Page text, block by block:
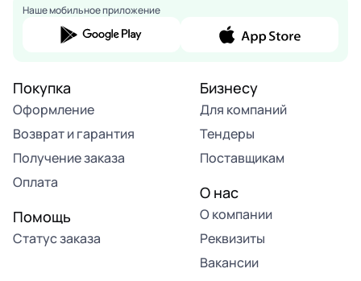
Наше мобильное приложение
Покупка
Оформление
Возврат и гарантия
Получение заказа
Оплата
Помощь
Статус заказа
Бизнесу
Для компаний
Тендеры
Поставщикам
О нас
О компании
Реквизиты
Вакансии